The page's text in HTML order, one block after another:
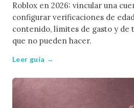
Roblox en 2026: vincular una
configurar verificaciones de
contenido, límites de gasto y de
que no pueden hacer.
Leer guía →